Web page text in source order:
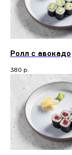
Ролл с авокадо
380 р.